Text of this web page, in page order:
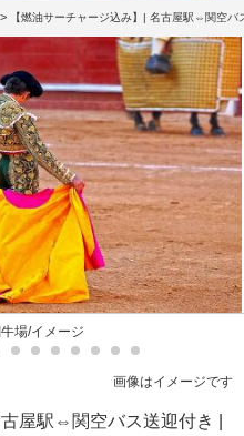
a
t
i
o
n
> 【燃油サーチャージ込み】| 名古屋駅⇔関空
場/イメージ
画像はイメージです
屋駅⇔関空バス送迎付き |